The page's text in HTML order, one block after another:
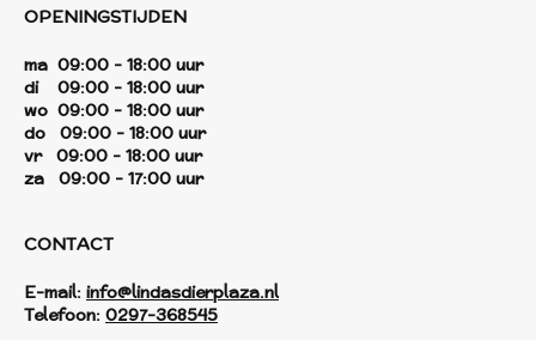
OPENINGSTIJDEN
ma 09:00 - 18:00 uur
di 09:00 - 18:00 uur
wo 09:00 - 18:00 uur
do 09:00 - 18:00 uur
vr 09:00 - 18:00 uur
za 09:00 - 17:00 uur
CONTACT
E-mail: info@lindasdierplaza.nl
Telefoon: 0297-368545